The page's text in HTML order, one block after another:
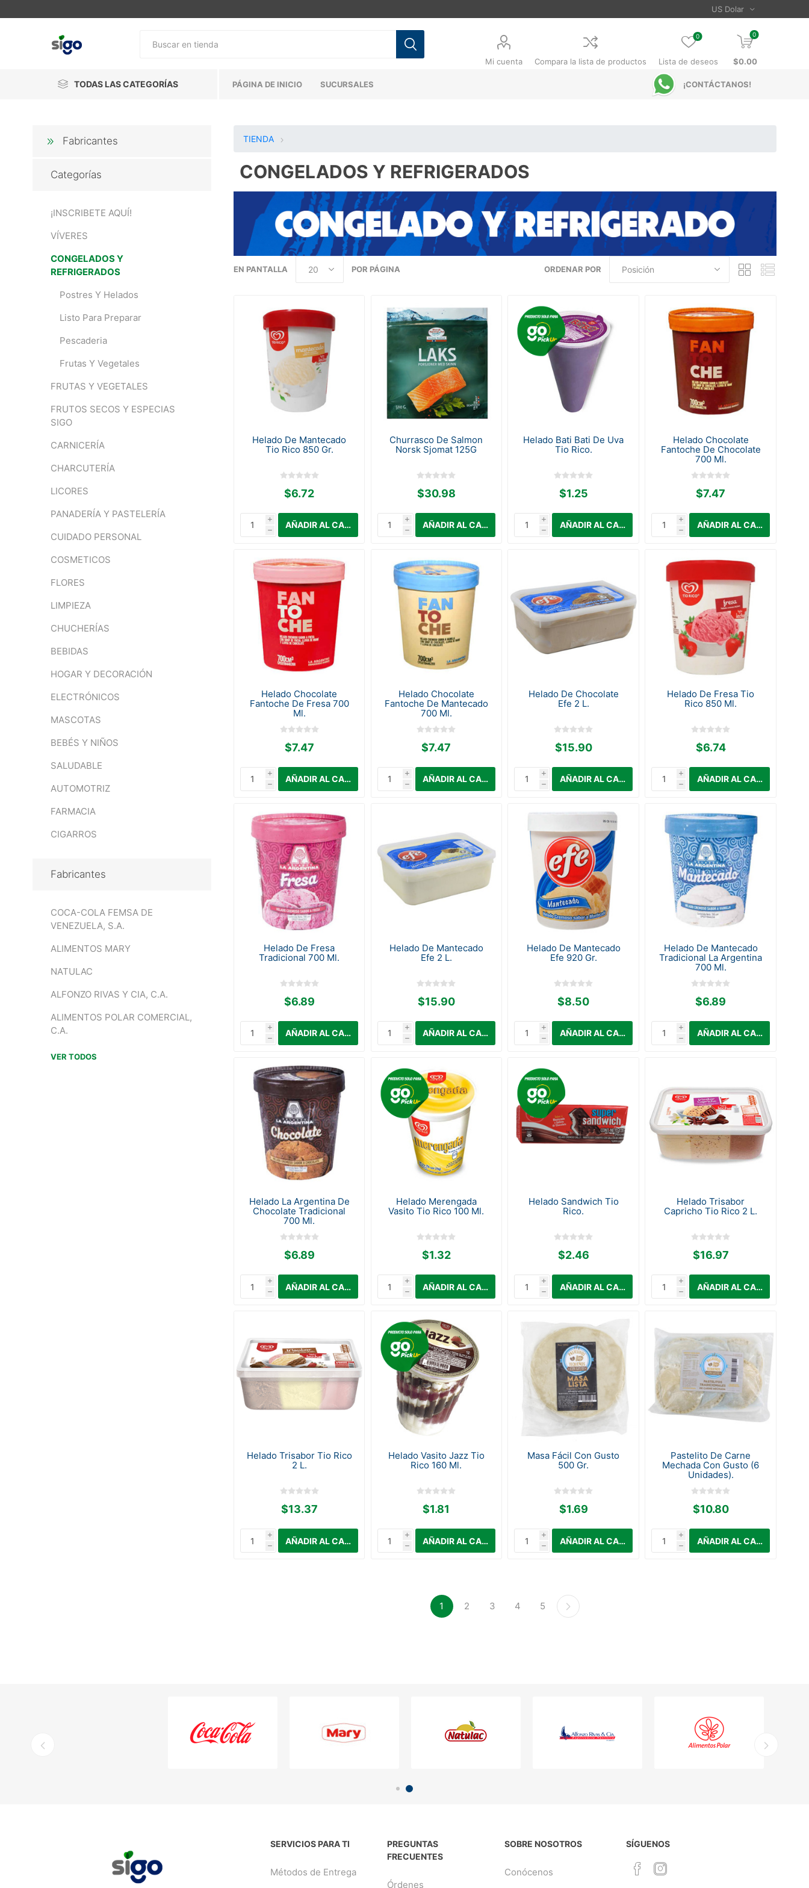
Mi cuenta Compara la lista de productos Lista de deseos
0 0
$0.00
TODAS LAS CATEGORÍAS PÁGINA DE INICIO SUCURSALES ¡CONTÁCTANOS!
TIENDA
CONGELADOS Y REFRIGERADOS
ORDENAR POR
EN PANTALLA POR PÁGINA
Helado De Mantecado
Tio Rico 850 Gr.
$6.72
i
h
Churrasco De Salmon
Norsk Sjomat 125G
$30.98
i
h
Helado Bati Bati De Uva
Tio Rico.
$1.25
i
h
Helado Chocolate
Fantoche De Chocolate
700 Ml.
$7.47
i
h
Helado Chocolate
Fantoche De Fresa 700
Ml.
$7.47
i
h
Helado Chocolate
Fantoche De Mantecado
700 Ml.
$7.47
i
h
Helado De Chocolate
Efe 2 L.
$15.90
i
h
Helado De Fresa Tio
Rico 850 Ml.
$6.74
i
h
Helado De Fresa
Tradicional 700 Ml.
$6.89
i
h
Helado De Mantecado
Efe 2 L.
$15.90
i
h
Helado De Mantecado
Efe 920 Gr.
$8.50
i
h
Helado De Mantecado
Tradicional La Argentina
700 Ml.
$6.89
i
h
Helado La Argentina De
Chocolate Tradicional
700 Ml.
$6.89
i
h
Helado Merengada
Vasito Tio Rico 100 Ml.
$1.32
i
h
Helado Sandwich Tio
Rico.
$2.46
i
h
Helado Trisabor
Capricho Tio Rico 2 L.
$16.97
i
h
Helado Trisabor Tio Rico
2 L.
$13.37
i
h
Helado Vasito Jazz Tio
Rico 160 Ml.
$1.81
i
h
Masa Fácil Con Gusto
500 Gr.
$1.69
i
h
Pastelito De Carne
Mechada Con Gusto (6
Unidades).
$10.80
i
h
1 2 3 4 5
Fabricantes
Categorías
¡INSCRIBETE AQUÍ!
VÍVERES
CONGELADOS Y
REFRIGERADOS
Postres Y Helados
Listo Para Preparar
Pescaderia
Frutas Y Vegetales
FRUTAS Y VEGETALES
FRUTOS SECOS Y ESPECIAS
SIGO
CARNICERÍA
CHARCUTERÍA
LICORES
PANADERÍA Y PASTELERÍA
CUIDADO PERSONAL
COSMETICOS
FLORES
LIMPIEZA
CHUCHERÍAS
BEBIDAS
HOGAR Y DECORACIÓN
ELECTRÓNICOS
MASCOTAS
BEBÉS Y NIÑOS
SALUDABLE
AUTOMOTRIZ
FARMACIA
CIGARROS
Fabricantes
COCA-COLA FEMSA DE
VENEZUELA, S.A.
ALIMENTOS MARY
NATULAC
ALFONZO RIVAS Y CIA, C.A.
ALIMENTOS POLAR COMERCIAL,
C.A.
VER TODOS
SERVICIOS PARA TI
Métodos de Entrega
PREGUNTAS
FRECUENTES
Órdenes
SOBRE NOSOTROS
Conócenos
SÍGUENOS